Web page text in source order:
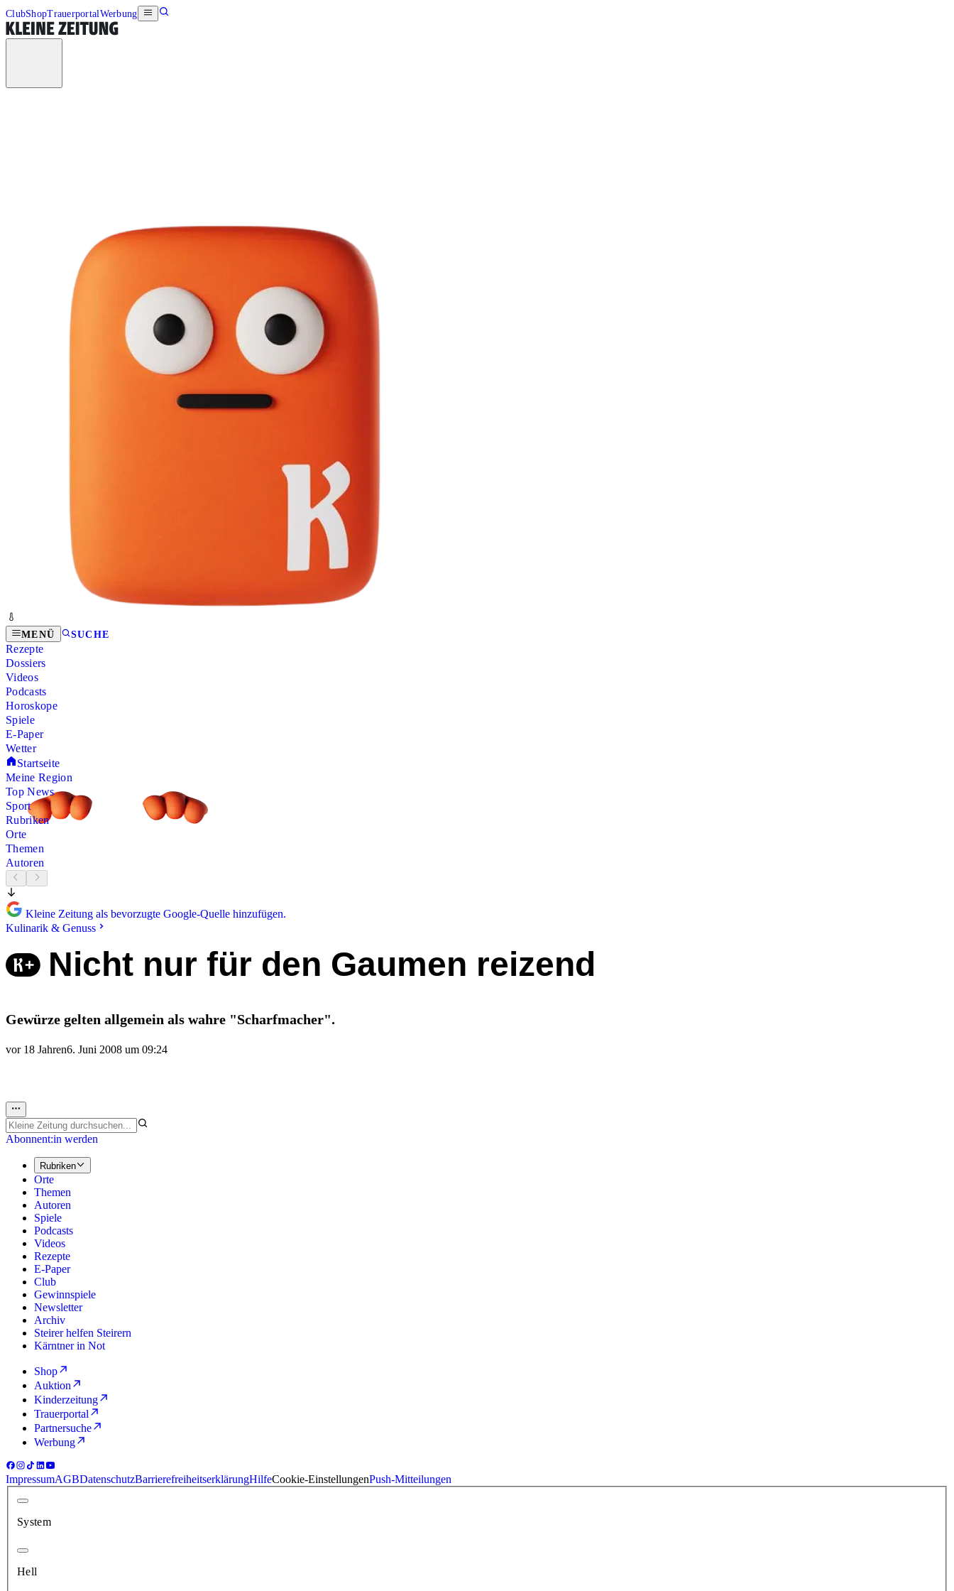
ClubShopTrauerportalWerbung
MENÜ SUCHE
Rezepte
Dossiers
Videos
Podcasts
Horoskope
Spiele
E-Paper
Wetter
Startseite
Meine Region
Top News
Sport
Rubriken
Orte
Themen
Autoren
Kleine Zeitung als bevorzugte Google-Quelle hinzufügen.
Kulinarik & Genuss
Nicht nur für den Gaumen reizend
Gewürze gelten allgemein als wahre "Scharfmacher".
vor 18 Jahren6. Juni 2008 um 09:24
Abonnent:in werden
Rubriken
Orte
Themen
Autoren
Spiele
Podcasts
Videos
Rezepte
E-Paper
Club
Gewinnspiele
Newsletter
Archiv
Steirer helfen Steirern
Kärntner in Not
Shop
Auktion
Kinderzeitung
Trauerportal
Partnersuche
Werbung
ImpressumAGBDatenschutzBarrierefreiheitserklärungHilfeCookie-EinstellungenPush-Mitteilungen
System
Hell